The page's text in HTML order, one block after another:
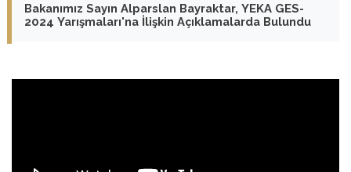
Bakanımız Sayın Alparslan Bayraktar, YEKA GES-
2024 Yarışmaları'na İlişkin Açıklamalarda Bulundu